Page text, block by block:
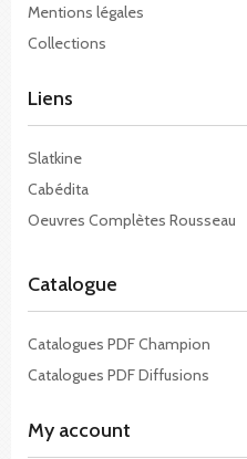
Mentions légales
Collections
Liens
Slatkine
Cabédita
Oeuvres Complètes Rousseau
Catalogue
Catalogues PDF Champion
Catalogues PDF Diffusions
My account